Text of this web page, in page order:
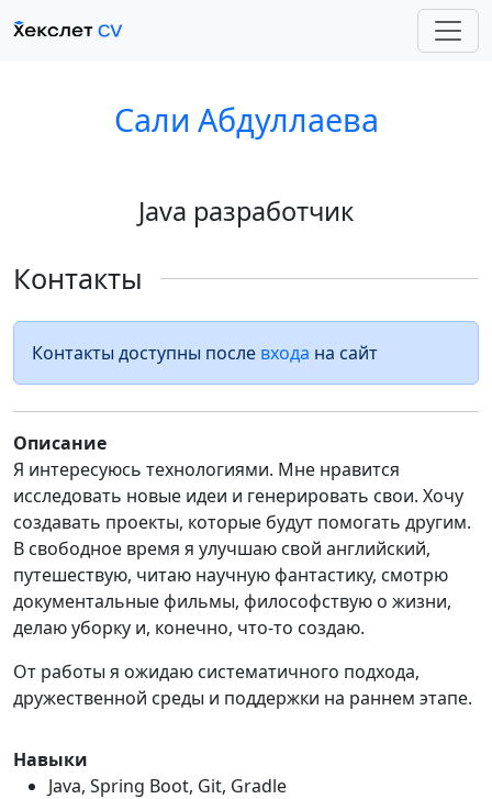
Сали Абдуллаева
Java разработчик
Контакты
Контакты доступны после входа на сайт
Описание
Я интересуюсь технологиями. Мне нравится
исследовать новые идеи и генерировать свои. Хочу
создавать проекты, которые будут помогать другим.
В свободное время я улучшаю свой английский,
путешествую, читаю научную фантастику, смотрю
документальные фильмы, философствую о жизни,
делаю уборку и, конечно, что-то создаю.
От работы я ожидаю систематичного подхода,
дружественной среды и поддержки на раннем этапе.
Навыки
Java, Spring Boot, Git, Gradle